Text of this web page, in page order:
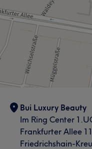
Bui Luxury Beauty
Im Ring Center
Frankfurter Allee
Friedrichshain-